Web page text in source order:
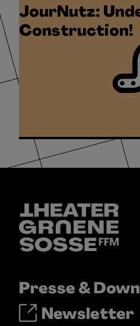
JourNutz:
Construction!
Presse &
Newsletter